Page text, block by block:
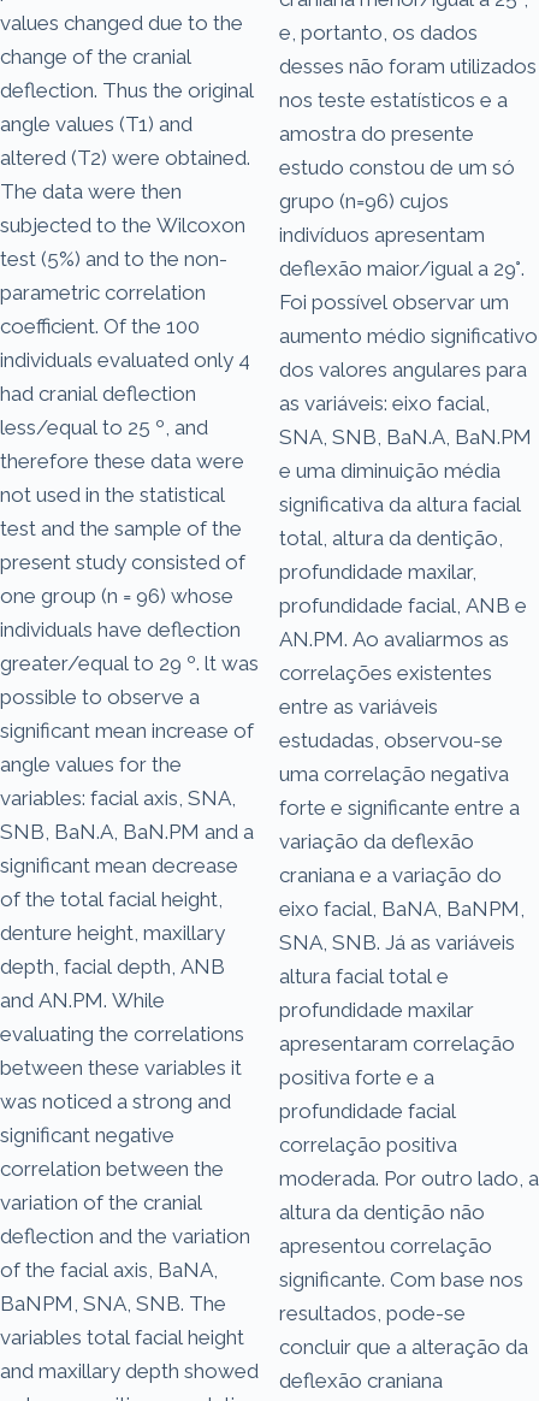
values changed due to the
change of the cranial
deflection. Thus the original
angle values (T1) and
altered (T2) were obtained.
The data were then
subjected to the Wilcoxon
test (5%) and to the non-
parametric correlation
coefficient. Of the 100
individuals evaluated only 4
had cranial deflection
less/equal to 25 º, and
therefore these data were
not used in the statistical
test and the sample of the
present study consisted of
one group (n = 96) whose
individuals have deflection
greater/equal to 29 º. lt was
possible to observe a
significant mean increase of
angle values for the
variables: facial axis, SNA,
SNB, BaN.A, BaN.PM and a
significant mean decrease
of the total facial height,
denture height, maxillary
depth, facial depth, ANB
and AN.PM. While
evaluating the correlations
between these variables it
was noticed a strong and
significant negative
correlation between the
variation of the cranial
deflection and the variation
of the facial axis, BaNA,
BaNPM, SNA, SNB. The
variables total facial height
and maxillary depth showed
e, portanto, os dados
desses não foram utilizados
nos teste estatísticos e a
amostra do presente
estudo constou de um só
grupo (n=96) cujos
indivíduos apresentam
deflexão maior/igual a 29°.
Foi possível observar um
aumento médio significativo
dos valores angulares para
as variáveis: eixo facial,
SNA, SNB, BaN.A, BaN.PM
e uma diminuição média
significativa da altura facial
total, altura da dentição,
profundidade maxilar,
profundidade facial, ANB e
AN.PM. Ao avaliarmos as
correlações existentes
entre as variáveis
estudadas, observou-se
uma correlação negativa
forte e significante entre a
variação da deflexão
craniana e a variação do
eixo facial, BaNA, BaNPM,
SNA, SNB. Já as variáveis
altura facial total e
profundidade maxilar
apresentaram correlação
positiva forte e a
profundidade facial
correlação positiva
moderada. Por outro lado, a
altura da dentição não
apresentou correlação
significante. Com base nos
resultados, pode-se
concluir que a alteração da
deflexão craniana